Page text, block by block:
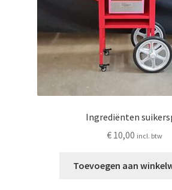
Ingrediënten
€10,00 incl. btw
Toevoegen aan